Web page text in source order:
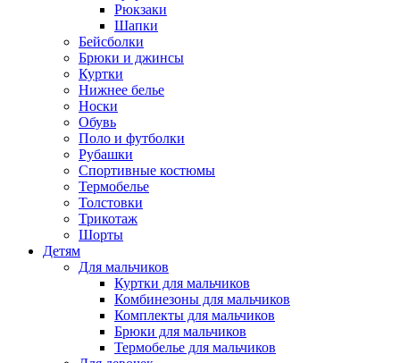
Рюкзаки
Шапки
Бейсболки
Брюки и джинсы
Куртки
Нижнее белье
Носки
Обувь
Поло и футболки
Рубашки
Спортивные костюмы
Термобелье
Толстовки
Трикотаж
Шорты
Детям
Для мальчиков
Куртки для мальчиков
Комбинезоны для мальчиков
Комплекты для мальчиков
Брюки для мальчиков
Термобелье для мальчиков